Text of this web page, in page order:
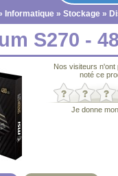
Informatique » Stockage »
S270 -
Nos visiteurs n'ont
noté ce
Je donne